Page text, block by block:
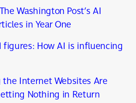
Washington Post’s AI
in Year One
figures: How AI is influencing
the Internet Websites Are
Nothing in Return